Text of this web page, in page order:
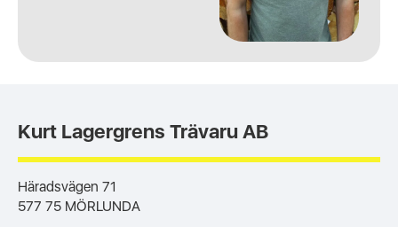
Kurt Lagergrens Trävaru AB
Häradsvägen 71
577 75 MÖRLUNDA